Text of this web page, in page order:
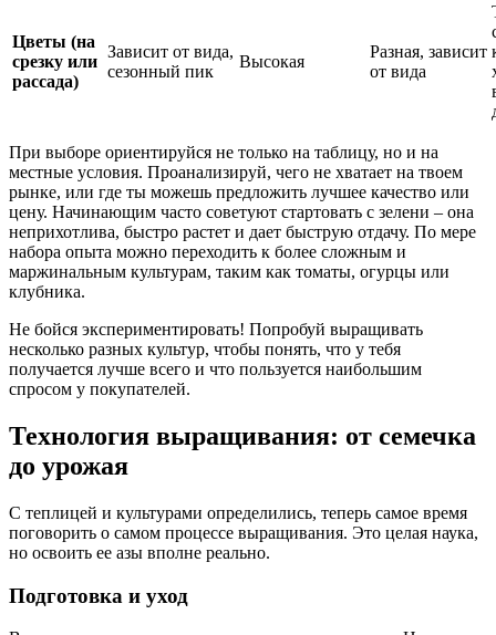
Цветы (на
срезку или
рассада)
Зависит от вида,
сезонный пик
Высокая
Разная, зависит
от вида
При выборе ориентируйся не только на таблицу, но и на
местные условия. Проанализируй, чего не хватает на твоем
рынке, или где ты можешь предложить лучшее качество или
цену. Начинающим часто советуют стартовать с зелени – она
неприхотлива, быстро растет и дает быструю отдачу. По мере
набора опыта можно переходить к более сложным и
маржинальным культурам, таким как томаты, огурцы или
клубника.
Не бойся экспериментировать! Попробуй выращивать
несколько разных культур, чтобы понять, что у тебя
получается лучше всего и что пользуется наибольшим
спросом у покупателей.
Технология выращивания: от семечка
до урожая
С теплицей и культурами определились, теперь самое время
поговорить о самом процессе выращивания. Это целая наука,
но освоить ее азы вполне реально.
Подготовка и уход